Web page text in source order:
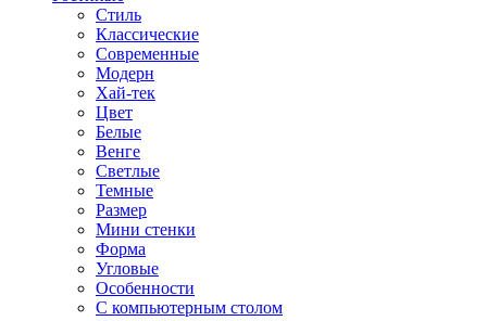
Стиль
Классические
Современные
Модерн
Хай-тек
Цвет
Белые
Венге
Светлые
Темные
Размер
Мини стенки
Форма
Угловые
Особенности
С компьютерным столом